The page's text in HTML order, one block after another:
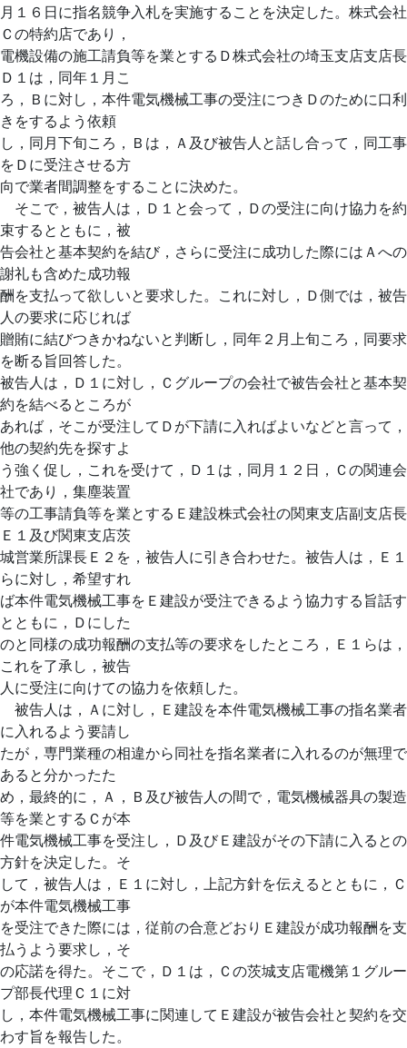
月１６日に指名競争入札を実施することを決定した。株式会社
Ｃの特約店であり，
電機設備の施工請負等を業とするＤ株式会社の埼玉支店支店長
Ｄ１は，同年１月こ
ろ，Ｂに対し，本件電気機械工事の受注につきＤのために口利
きをするよう依頼
し，同月下旬ころ，Ｂは，Ａ及び被告人と話し合って，同工事
をＤに受注させる方
向で業者間調整をすることに決めた。
そこで，被告人は，Ｄ１と会って，Ｄの受注に向け協力を約
束するとともに，被
告会社と基本契約を結び，さらに受注に成功した際にはＡへの
謝礼も含めた成功報
酬を支払って欲しいと要求した。これに対し，Ｄ側では，被告
人の要求に応じれば
贈賄に結びつきかねないと判断し，同年２月上旬ころ，同要求
を断る旨回答した。
被告人は，Ｄ１に対し，Ｃグループの会社で被告会社と基本契
約を結べるところが
あれば，そこが受注してＤが下請に入ればよいなどと言って，
他の契約先を探すよ
う強く促し，これを受けて，Ｄ１は，同月１２日，Ｃの関連会
社であり，集塵装置
等の工事請負等を業とするＥ建設株式会社の関東支店副支店長
Ｅ１及び関東支店茨
城営業所課長Ｅ２を，被告人に引き合わせた。被告人は，Ｅ１
らに対し，希望すれ
ば本件電気機械工事をＥ建設が受注できるよう協力する旨話す
とともに，Ｄにした
のと同様の成功報酬の支払等の要求をしたところ，Ｅ１らは，
これを了承し，被告
人に受注に向けての協力を依頼した。
被告人は，Ａに対し，Ｅ建設を本件電気機械工事の指名業者
に入れるよう要請し
たが，専門業種の相違から同社を指名業者に入れるのが無理で
あると分かったた
め，最終的に，Ａ，Ｂ及び被告人の間で，電気機械器具の製造
等を業とするＣが本
件電気機械工事を受注し，Ｄ及びＥ建設がその下請に入るとの
方針を決定した。そ
して，被告人は，Ｅ１に対し，上記方針を伝えるとともに，Ｃ
が本件電気機械工事
を受注できた際には，従前の合意どおりＥ建設が成功報酬を支
払うよう要求し，そ
の応諾を得た。そこで，Ｄ１は，Ｃの茨城支店電機第１グルー
プ部長代理Ｃ１に対
し，本件電気機械工事に関連してＥ建設が被告会社と契約を交
わす旨を報告した。